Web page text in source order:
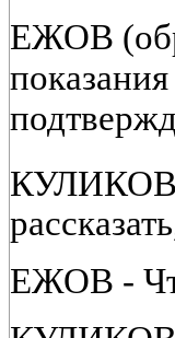
ЕЖОВ
КУЛИКОВ
ЕЖОВ -